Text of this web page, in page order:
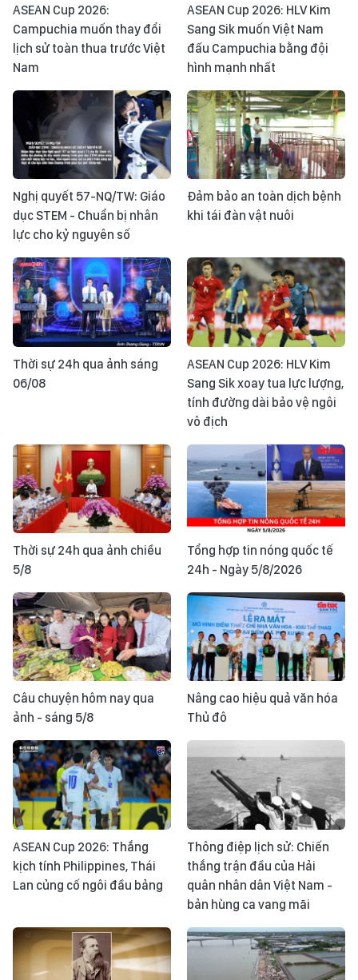
ASEAN Cup 2026:
Campuchia muốn thay đổi
lịch sử toàn thua trước Việt
Nam
ASEAN Cup 2026: HLV Kim
Sang Sik muốn Việt Nam
đấu Campuchia bằng đội
hình mạnh nhất
Nghị quyết 57-NQ/TW: Giáo
dục STEM - Chuẩn bị nhân
lực cho kỷ nguyên số
Đảm bảo an toàn dịch bệnh
khi tái đàn vật nuôi
Thời sự 24h qua ảnh sáng
06/08
ASEAN Cup 2026: HLV Kim
Sang Sik xoay tua lực lượng,
tính đường dài bảo vệ ngôi
vô địch
Thời sự 24h qua ảnh chiều
5/8
Tổng hợp tin nóng quốc tế
24h - Ngày 5/8/2026
Câu chuyện hôm nay qua
ảnh - sáng 5/8
Nâng cao hiệu quả văn hóa
Thủ đô
ASEAN Cup 2026: Thắng
kịch tính Philippines, Thái
Lan củng cố ngôi đầu bảng
Thông điệp lịch sử: Chiến
thắng trận đầu của Hải
quân nhân dân Việt Nam -
bản hùng ca vang mãi